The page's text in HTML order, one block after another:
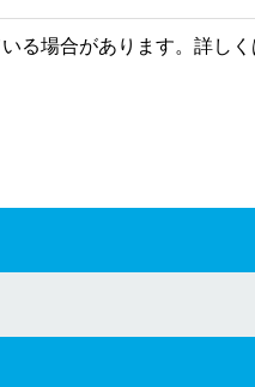
る場合があります。詳しく